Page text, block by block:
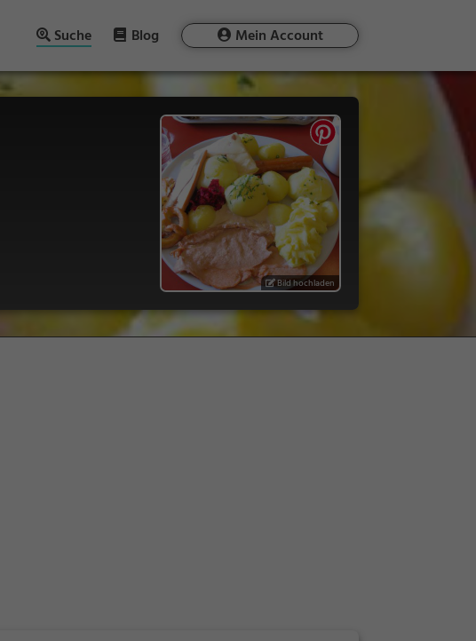
Suche Blog Mein Account
Bild hochladen